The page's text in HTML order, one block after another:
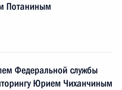
Потаниным
Федеральной службы
Юрием Чиханчиным